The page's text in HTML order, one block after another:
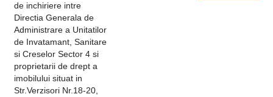
de inchiriere intre
Directia Generala de
Administrare a Unitatilor
de Invatamant, Sanitare
si Creselor Sector 4 si
proprietarii de drept a
imobilului situat in
Str.Verzisori Nr.18-20,